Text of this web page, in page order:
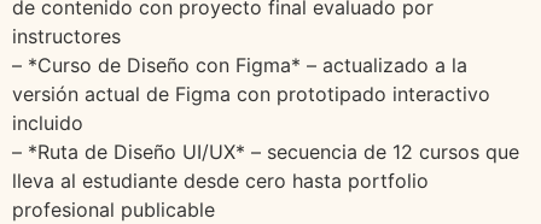
de contenido con proyecto final evaluado por
instructores
– *Curso de Diseño con Figma* – actualizado a la
versión actual de Figma con prototipado interactivo
incluido
– *Ruta de Diseño UI/UX* – secuencia de 12 cursos que
lleva al estudiante desde cero hasta portfolio
profesional publicable